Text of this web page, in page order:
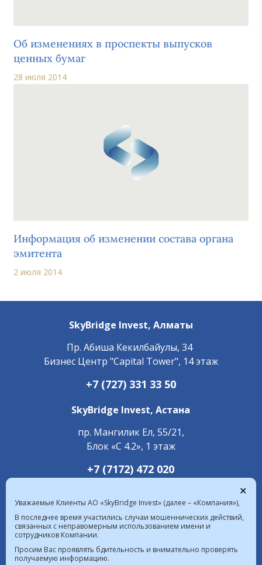
Об изменениях в проспекты выпусков
ценных бумаг
28 июля 2014
Информация об изменении состава органа
эмитента
2 июля 2014
SkyBridge Invest, Алматы
Пр. ​Абиша Кекилбайулы, 34
Бизнес Центр "Capital Tower", 14 этаж
+7 (727) 331 33 50
SkyBridge Invest,Астана
пр. Мангилик Ел, 55/21,
Блок «С 4.2», 1 этаж
+7 (7172) 472 020
Курс валют в РК на 09.08.2026  |  $ 469.93 KZT
✕
Уважаемые Клиенты АО «SkyBridge Invest» (далее – «Компания»),
В последнее время участились случаи мошеннических действий,
связанных с неправомерным использованием имени и
сотрудников Компании.
Просим Вас проявлять бдительность и внимательно проверять
получаемую информацию.